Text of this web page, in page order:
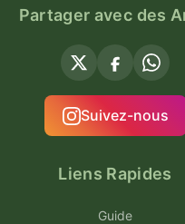
Partager avec des
Suivez-nous
Liens Rapides
Guide